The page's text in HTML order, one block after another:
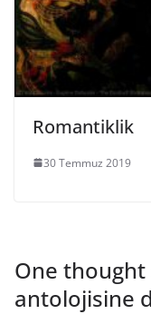
Romantiklik
30 Temmuz 2019
One thought
antolojisine